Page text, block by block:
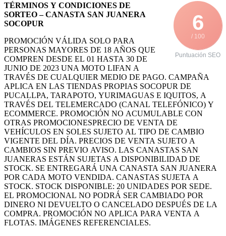
6
/ 100
Puntuación SEO
TÉRMINOS Y CONDICIONES DE
SORTEO – CANASTA SAN JUANERA
SOCOPUR
PROMOCIÓN VÁLIDA SOLO PARA
PERSONAS MAYORES DE 18 AÑOS QUE
COMPREN DESDE EL 01 HASTA 30 DE
JUNIO DE 2023 UNA MOTO LIFAN A
TRAVÉS DE CUALQUIER MEDIO DE PAGO. CAMPAÑA
APLICA EN LAS TIENDAS PROPIAS SOCOPUR DE
PUCALLPA, TARAPOTO, YURIMAGUAS E IQUITOS, A
TRAVÉS DEL TELEMERCADO (CANAL TELEFÓNICO) Y
ECOMMERCE. PROMOCIÓN NO ACUMULABLE CON
OTRAS PROMOCIONESPRECIO DE VENTA DE
VEHÍCULOS EN SOLES SUJETO AL TIPO DE CAMBIO
VIGENTE DEL DÍA. PRECIOS DE VENTA SUJETO A
CAMBIOS SIN PREVIO AVISO. LAS CANASTAS SAN
JUANERAS ESTÁN SUJETAS A DISPONIBILIDAD DE
STOCK. SE ENTREGARÁ UNA CANASTA SAN JUANERA
POR CADA MOTO VENDIDA. CANASTAS SUJETA A
STOCK. STOCK DISPONIBLE: 20 UNIDADES POR SEDE.
EL PROMOCIONAL NO PODRÁ SER CAMBIADO POR
DINERO NI DEVUELTO O CANCELADO DESPUÉS DE LA
COMPRA. PROMOCIÓN NO APLICA PARA VENTA A
FLOTAS. IMÁGENES REFERENCIALES.